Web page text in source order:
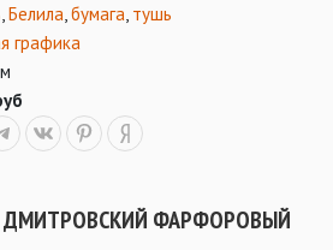
Белила бумага тушь
графика
ДМИТРОВСКИЙ ФАРФОРОВЫЙ